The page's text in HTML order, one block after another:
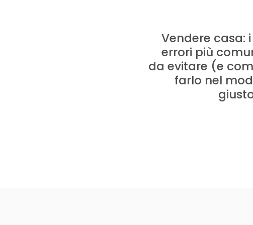
Vendere casa: i
errori più
da evitare (e
farlo nel